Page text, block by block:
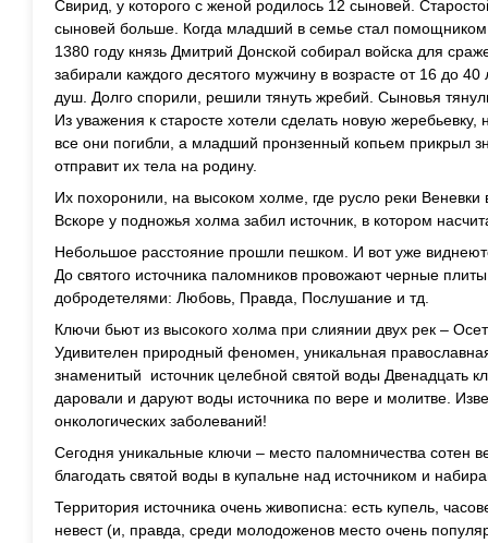
Свирид, у которого с женой родилось 12 сыновей.
сыновей больше. Когда младший в семье стал
1380 году князь Дмитрий Донской собирал войска для
забирали каждого десятого мужчину в возрасте от 16 до
душ. Долго спорили, решили тянуть жребий. Сыновья
Из уважения к старосте хотели сделать новую
все они погибли, а младший пронзенный копьем прикрыл
отправит их тела на родину.
Их похоронили, на высоком холме, где русло реки
Вскоре у подножья холма забил источник, в котором
Небольшое расстояние прошли пешком. И вот уже
До святого источника паломников провожают черные
добродетелями: Любовь, Правда, Послушание и тд.
Ключи бьют из высокого холма при слиянии двух рек –
Удивителен природный феномен, уникальная
знаменитый источник целебной святой воды Двенадцать
даровали и даруют воды источника по вере и молитве.
онкологических заболеваний!
Сегодня уникальные ключи – место паломничества сотен
благодать святой воды в купальне над источником и
Территория источника очень живописна: есть купель,
невест (и, правда, среди молодоженов место очень